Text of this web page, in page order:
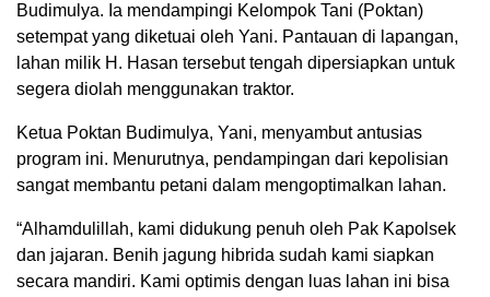
Budimulya. Ia mendampingi Kelompok Tani (Poktan)
setempat yang diketuai oleh Yani. Pantauan di lapangan,
lahan milik H. Hasan tersebut tengah dipersiapkan untuk
segera diolah menggunakan traktor.
Ketua Poktan Budimulya, Yani, menyambut antusias
program ini. Menurutnya, pendampingan dari kepolisian
sangat membantu petani dalam mengoptimalkan lahan.
“Alhamdulillah, kami didukung penuh oleh Pak Kapolsek
dan jajaran. Benih jagung hibrida sudah kami siapkan
secara mandiri. Kami optimis dengan luas lahan ini bisa